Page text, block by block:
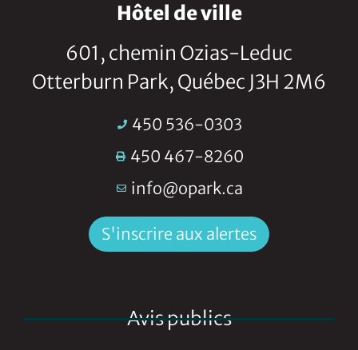
Hôtel de ville
601, chemin Ozias-Leduc
Otterburn Park, Québec J3H 2M6
450 536-0303
450 467-8260
info@opark.ca
S'inscrire aux alertes
Avis publics